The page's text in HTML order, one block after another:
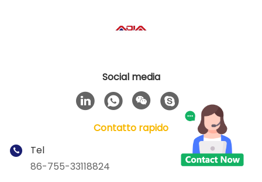
Social media
Contatto rapido
Tel
86-755-33118824